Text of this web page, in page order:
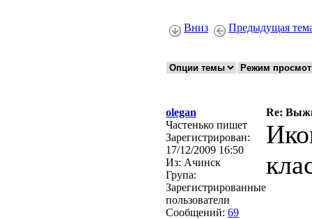
Вниз Предыдущая
olegan
Re:
Частенько пишет
Зарегистрирован:
17/12/2009 16:50
Из: Ачинск
Група:
Зарегистрированные
пользователи
Сообщений: 69